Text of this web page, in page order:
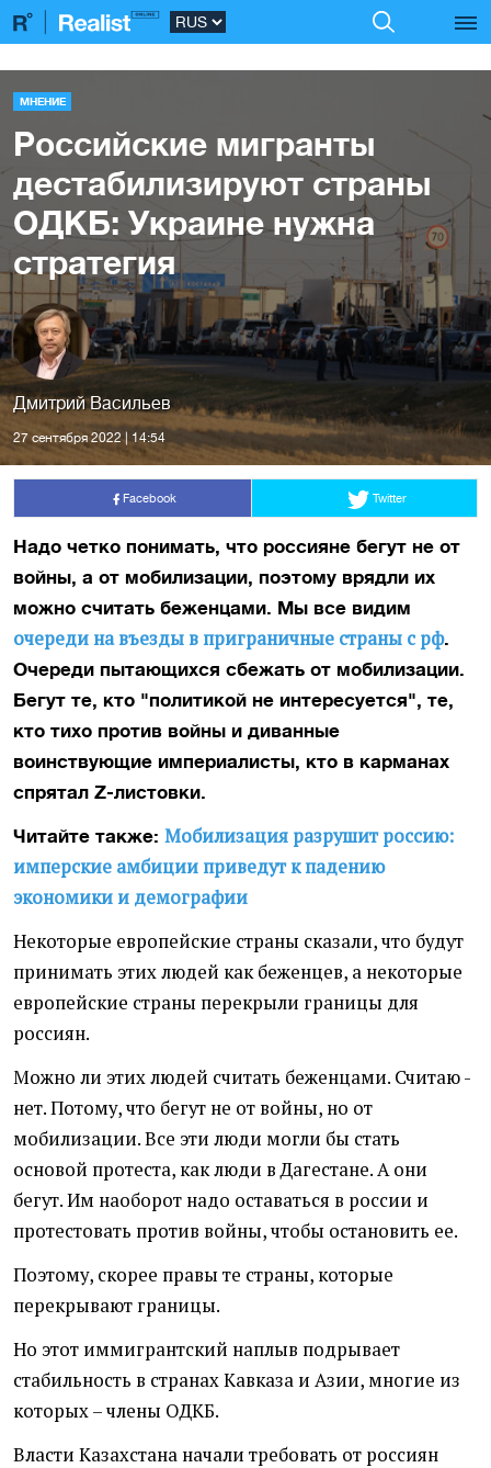
МНЕНИЕ
Российские мигранты
дестабилизируют страны
ОДКБ: Украине нужна
стратегия
Дмитрий Васильев
27 сентября 2022 | 14:54
Facebook Twitter
Надо четко понимать, что россияне бегут не от
войны, а от мобилизации, поэтому врядли их
можно считать беженцами. Мы все видим
очереди на въезды в приграничные страны с рф.
Очереди пытающихся сбежать от мобилизации.
Бегут те, кто "политикой не интересуется", те,
кто тихо против войны и диванные
воинствующие империалисты, кто в карманах
спрятал Z-листовки.
Читайте также: Мобилизация разрушит россию:
имперские амбиции приведут к падению
экономики и демографии
Некоторые европейские страны сказали, что будут
принимать этих людей как беженцев, а некоторые
европейские страны перекрыли границы для
россиян.
Можно ли этих людей считать беженцами. Считаю -
нет. Потому, что бегут не от войны, но от
мобилизации. Все эти люди могли бы стать
основой протеста, как люди в Дагестане. А они
бегут. Им наоборот надо оставаться в россии и
протестовать против войны, чтобы остановить ее.
Поэтому, скорее правы те страны, которые
перекрывают границы.
Но этот иммигрантский наплыв подрывает
стабильность в странах Кавказа и Азии, многие из
которых – члены ОДКБ.
Власти Казахстана начали требовать от россиян